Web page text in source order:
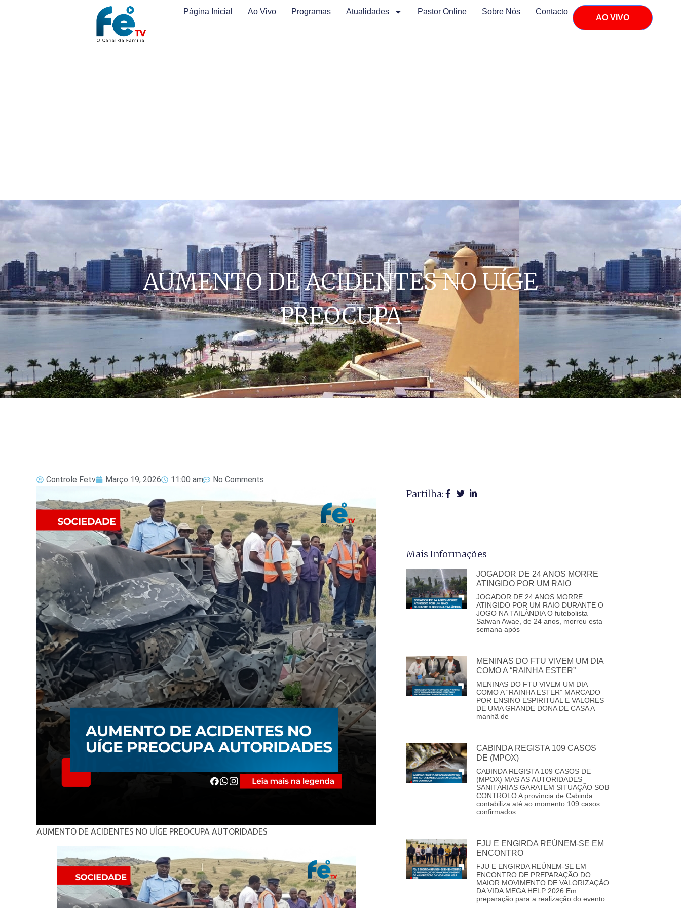
Página Inicial Ao Vivo Programas Atualidades Pastor Online Sobre Nós Contacto
AO VIVO
AUMENTO DE ACIDENTES NO UÍGE
PREOCUPA
Controle Fetv Março 19, 2026 11:00 am No Comments
AUMENTO DE ACIDENTES NO UÍGE PREOCUPA AUTORIDADES
Partilha:
Mais Informações
JOGADOR DE 24 ANOS MORRE
ATINGIDO POR UM RAIO
JOGADOR DE 24 ANOS MORRE
ATINGIDO POR UM RAIO DURANTE O
JOGO NA TAILÂNDIA O futebolista
Safwan Awae, de 24 anos, morreu esta
semana após
MENINAS DO FTU VIVEM UM DIA
COMO A “RAINHA ESTER”
MENINAS DO FTU VIVEM UM DIA
COMO A “RAINHA ESTER” MARCADO
POR ENSINO ESPIRITUAL E VALORES
DE UMA GRANDE DONA DE CASA A
manhã de
CABINDA REGISTA 109 CASOS
DE (MPOX)
CABINDA REGISTA 109 CASOS DE
(MPOX) MAS AS AUTORIDADES
SANITÁRIAS GARATEM SITUAÇÃO SOB
CONTROLO A província de Cabinda
contabiliza até ao momento 109 casos
confirmados
FJU E ENGIRDA REÚNEM-SE EM
ENCONTRO
FJU E ENGIRDA REÚNEM-SE EM
ENCONTRO DE PREPARAÇÃO DO
MAIOR MOVIMENTO DE VALORIZAÇÃO
DA VIDA MEGA HELP 2026 Em
preparação para a realização do evento